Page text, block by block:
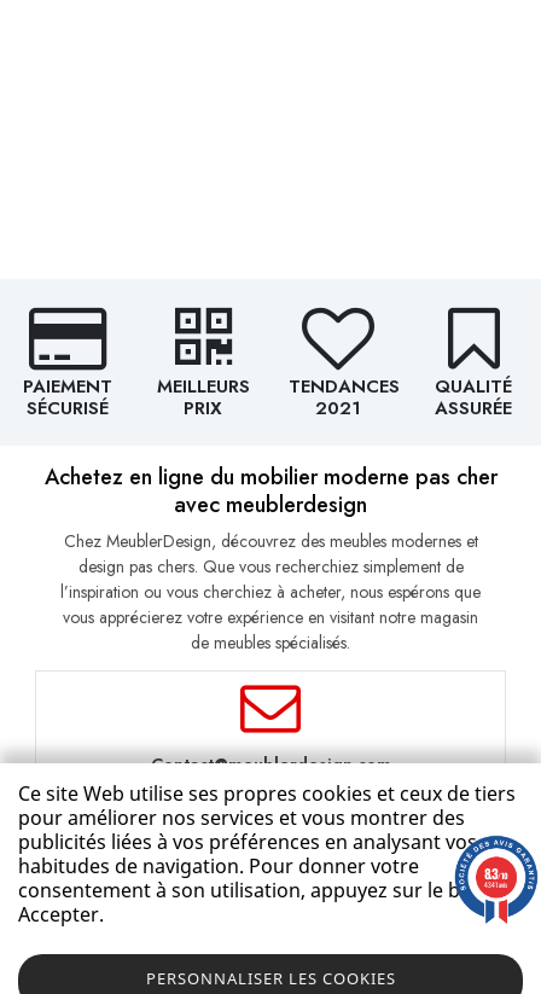
Tailles: 140x190, Couleurs: Gris
PAIEMENT
SÉCURISÉ
MEILLEURS
PRIX
TENDANCES
2021
QUALITÉ
ASSURÉE
Achetez en ligne du mobilier moderne pas cher
avec meublerdesign
Chez MeublerDesign, découvrez des meubles modernes et
design pas chers. Que vous recherchiez simplement de
l’inspiration ou vous cherchiez à acheter, nous espérons que
vous apprécierez votre expérience en visitant notre magasin
de meubles spécialisés.
Contact@meublerdesign.com
Ou à partir de votre espace client
Cliquez ici pour accéder
Vous pouvez vous connecter sur votre espace, et déposer un
ticket de réclamation en ligne en quelques clics.
Ce site Web utilise ses propres cookies et ceux de tiers
pour améliorer nos services et vous montrer des
publicités liées à vos préférences en analysant vos
habitudes de navigation. Pour donner votre
consentement à son utilisation, appuyez sur le bouton
Accepter.
PERSONNALISER LES COOKIES
8.3/10
4341 avis